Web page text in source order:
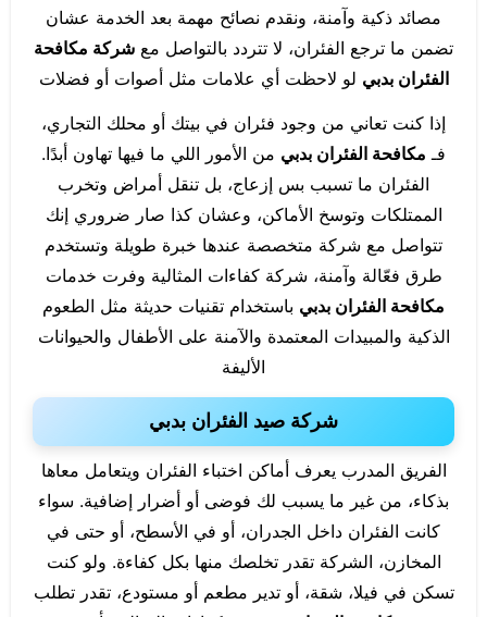
مصائد ذكية وآمنة، ونقدم نصائح مهمة بعد الخدمة عشان
تضمن ما ترجع الفئران، لا تتردد بالتواصل مع شركة مكافحة
الفئران بدبي لو لاحظت أي علامات مثل أصوات أو فضلات
إذا كنت تعاني من وجود فئران في بيتك أو محلك التجاري،
فـ مكافحة الفئران بدبي من الأمور اللي ما فيها تهاون أبدًا.
الفئران ما تسبب بس إزعاج، بل تنقل أمراض وتخرب
الممتلكات وتوسخ الأماكن، وعشان كذا صار ضروري إنك
تتواصل مع شركة متخصصة عندها خبرة طويلة وتستخدم
طرق فعّالة وآمنة، شركة كفاءات المثالية وفرت خدمات
مكافحة الفئران بدبي باستخدام تقنيات حديثة مثل الطعوم
الذكية والمبيدات المعتمدة والآمنة على الأطفال والحيوانات
الأليفة
شركة صيد الفئران بدبي
الفريق المدرب يعرف أماكن اختباء الفئران ويتعامل معاها
بذكاء، من غير ما يسبب لك فوضى أو أضرار إضافية. سواء
كانت الفئران داخل الجدران، أو في الأسطح، أو حتى في
المخازن، الشركة تقدر تخلصك منها بكل كفاءة. ولو كنت
تسكن في فيلا، شقة، أو تدير مطعم أو مستودع، تقدر تطلب